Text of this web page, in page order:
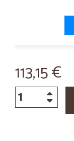
113,15 €